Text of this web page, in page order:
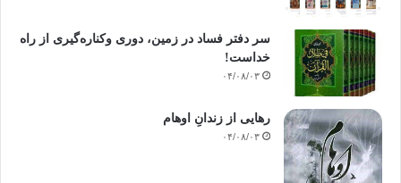
سر دفتر فساد در زمین‌، دوری وکناره‌گیری از راه
خداست‌!
۰۴/۰۸/۰۳
رهایی از زندانِ اوهام
۰۴/۰۸/۰۳